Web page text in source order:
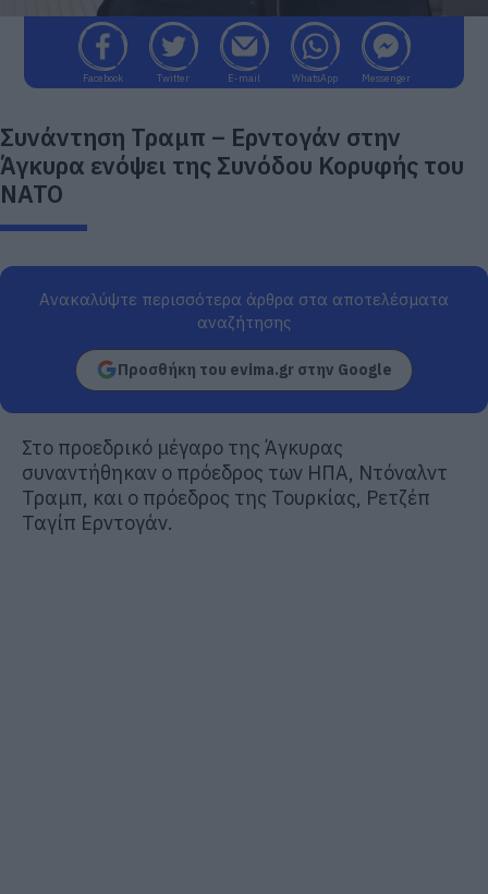
Facebook Twitter E-mail WhatsApp Messenger
Συνάντηση Τραμπ – Ερντογάν στην
Άγκυρα ενόψει της Συνόδου Κορυφής του
ΝΑΤΟ
Ανακαλύψτε περισσότερα άρθρα στα αποτελέσματα
αναζήτησης
Προσθήκη του evima.gr στην Google
Στο προεδρικό μέγαρο της Άγκυρας
συναντήθηκαν ο πρόεδρος των ΗΠΑ, Ντόναλντ
Τραμπ, και ο πρόεδρος της Τουρκίας, Ρετζέπ
Ταγίπ Ερντογάν.